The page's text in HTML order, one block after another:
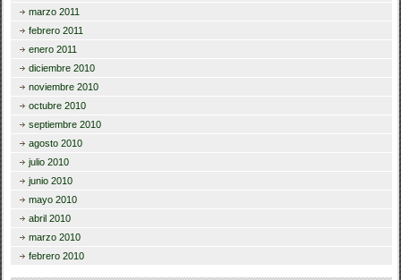
marzo 2011
febrero 2011
enero 2011
diciembre 2010
noviembre 2010
octubre 2010
septiembre 2010
agosto 2010
julio 2010
junio 2010
mayo 2010
abril 2010
marzo 2010
febrero 2010